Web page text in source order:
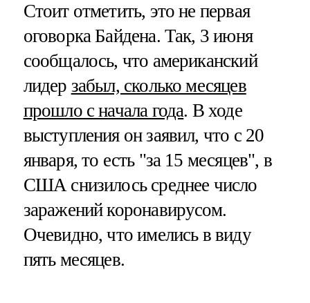
Стоит отметить, это не первая
оговорка Байдена. Так, 3 июня
сообщалось, что американский
лидер забыл, сколько месяцев
прошло с начала года. В ходе
выступления он заявил, что с 20
января, то есть "за 15 месяцев", в
США снизилось среднее число
заражений коронавирусом.
Очевидно, что имелись в виду
пять месяцев.